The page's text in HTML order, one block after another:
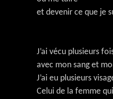
et devenir ce que je
J’ai vécu plusieurs
avec mon sang et
J’ai eu plusieurs
Celui de la femme